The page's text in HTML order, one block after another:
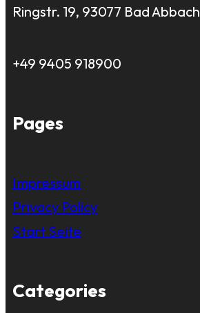
Ringstr. 19, 93077 Bad Abbach
+49 9405 918900
Pages
Impressum
Privacy Policy
Start Seite
Categories